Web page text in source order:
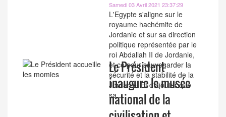
Samedi 03 Avril 2021 23:37:29
L'Egypte s'aligne sur le
royaume hachémite de
Jordanie et sur sa direction
politique représentée par le
roi Abdallah II de Jordanie,
et ce pour sauvegarder la
sécurité et la stabilité de la
Jordanie. Et d'ajouter que
sa...
Le Président
inaugure le musée
national de la